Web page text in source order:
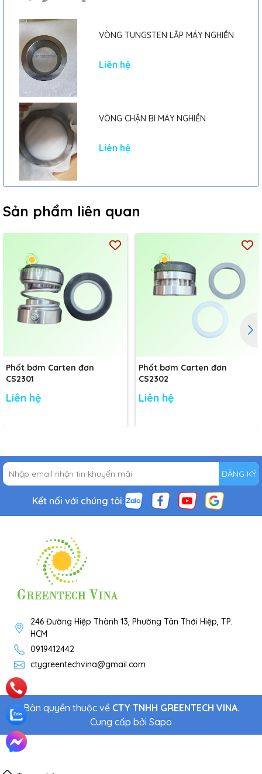
VÒNG TUNGSTEN LẮP MÁY NGHIỀN
Liên hệ
VÒNG CHẶN BI MÁY NGHIỀN
Liên hệ
Sản phẩm liên quan
Phốt bơm Carten đơn
CS2301
Liên hệ
Phốt bơm Carten đơn
CS2302
Liên hệ
ĐĂNG KÝ
Kết nối với chúng tôi:
246 Đường Hiệp Thành 13, Phường Tân Thới Hiệp, TP.
HCM
0919412442
ctygreentechvina@gmail.com
Bản quyền thuộc về CTY TNHH GREENTECH VINA.
Cung cấp bởi Sapo